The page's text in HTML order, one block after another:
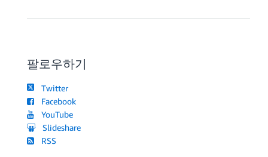
팔로우하기
Twitter
Facebook
YouTube
Slideshare
RSS